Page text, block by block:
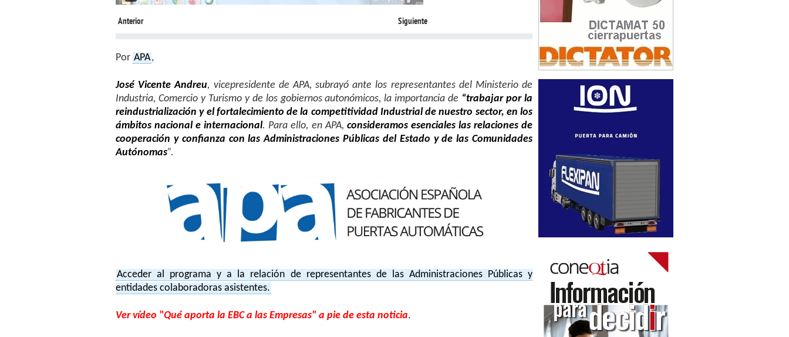
Anterior Siguiente
Por APA,
José Vicente Andreu, vicepresidente de APA, subrayó ante los representantes del Ministerio de
Industria, Comercio y Turismo y de los gobiernos autonómicos, la importancia de “trabajar por la
reindustrialización y el fortalecimiento de la competitividad Industrial de nuestro sector, en los
ámbitos nacional e internacional. Para ello, en APA, consideramos esenciales las relaciones de
cooperación y confianza con las Administraciones Públicas del Estado y de las Comunidades
Autónomas”.
Acceder al programa y a la relación de representantes de las Administraciones Públicas y
entidades colaboradoras asistentes.
Ver vídeo "Qué aporta la EBC a las Empresas" a pie de esta noticia.